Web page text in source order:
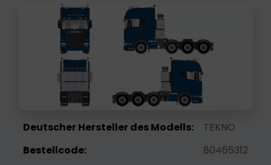
Deutscher Hersteller des Modells:
TEKNO
Bestellcode:
80465312